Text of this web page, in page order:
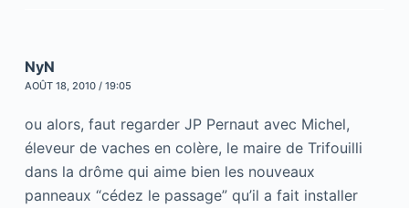
NyN
AOÛT 18, 2010 / 19:05
ou alors, faut regarder JP Pernaut avec Michel,
éleveur de vaches en colère, le maire de Trifouilli
dans la drôme qui aime bien les nouveaux
panneaux “cédez le passage” qu’il a fait installer